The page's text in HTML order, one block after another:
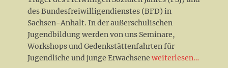
des Bundesfreiwilligendienstes (BFD) in
Sachsen-Anhalt. In der außerschulischen
Jugendbildung werden von uns Seminare,
Workshops und Gedenkstättenfahrten für
Jugendliche und junge Erwachsene weiterlesen…